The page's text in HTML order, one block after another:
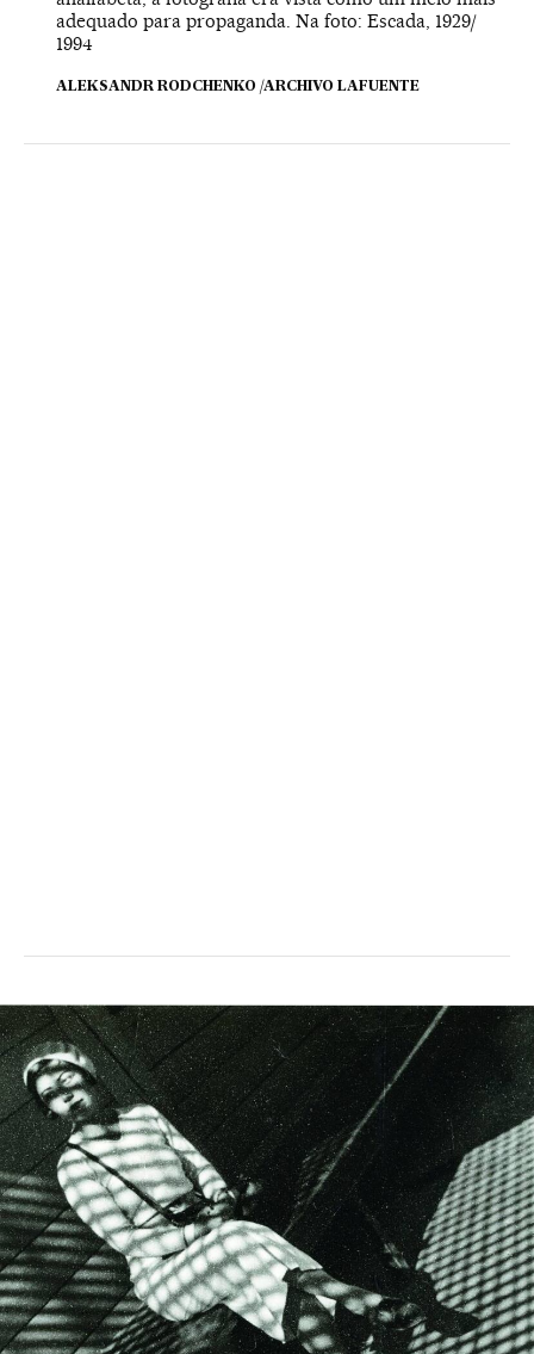
adequado para propaganda. Na foto: Escada, 1929/
1994
ALEKSANDR RODCHENKO /ARCHIVO LAFUENTE